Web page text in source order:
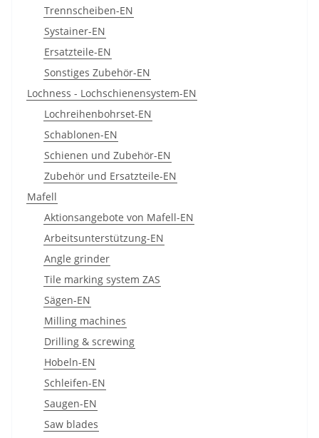
Trennscheiben-EN
Systainer-EN
Ersatzteile-EN
Sonstiges Zubehör-EN
Lochness - Lochschienensystem-EN
Lochreihenbohrset-EN
Schablonen-EN
Schienen und Zubehör-EN
Zubehör und Ersatzteile-EN
Mafell
Aktionsangebote von Mafell-EN
Arbeitsunterstützung-EN
Angle grinder
Tile marking system ZAS
Sägen-EN
Milling machines
Drilling & screwing
Hobeln-EN
Schleifen-EN
Saugen-EN
Saw blades